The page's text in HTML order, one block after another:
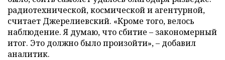
радиотехнической, космической и агентурной,
считает Джерелиевский. «Кроме того, велось
наблюдение. Я думаю, что сбитие – закономерный
итог. Это должно было произойти», – добавил
аналитик.